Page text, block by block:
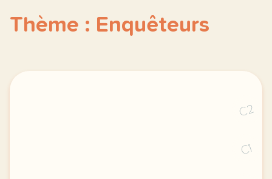
Thème : Enquêteurs
C2
C1